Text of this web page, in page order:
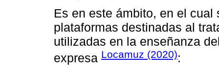
Es en este ámbito, en el
plataformas destinadas al
utilizadas en la enseñanza
expresa Locamuz (2020):